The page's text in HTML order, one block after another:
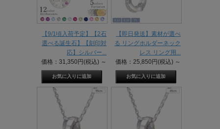
【9/1頃入荷予定】【2石
選べる誕生石】【刻印対
応】シルバー...
価格：31,350円(税込) ～
【即日発送】素材が選べ
る リングホルダーネック
レス リング用...
価格：25,850円(税込) ～